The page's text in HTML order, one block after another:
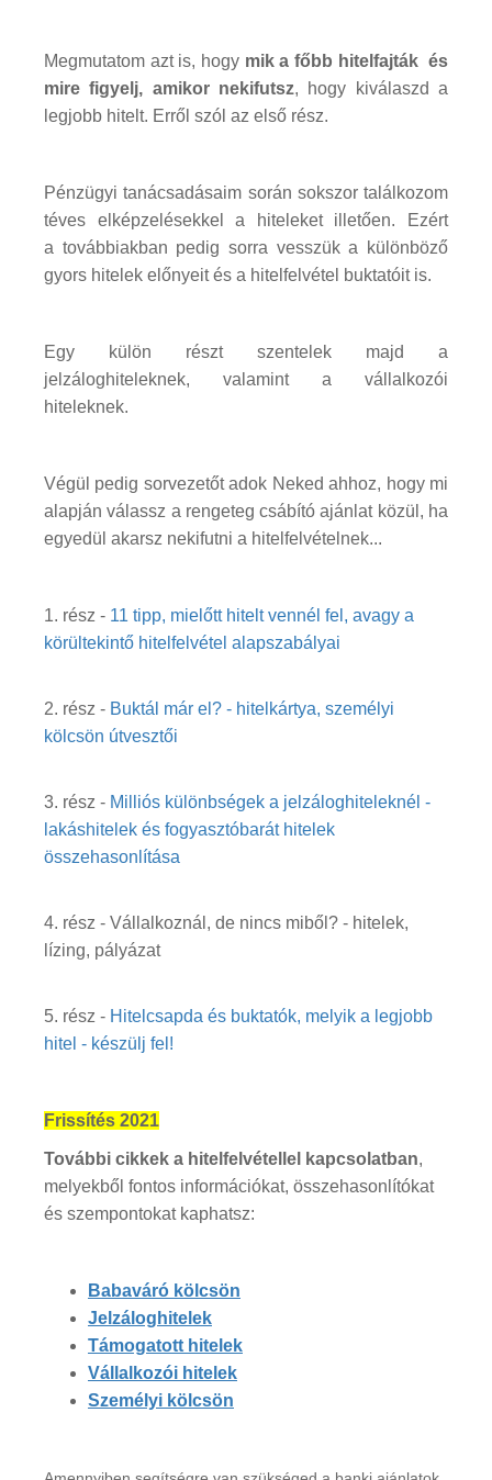
Megmutatom azt is, hogy mik a főbb hitelfajták és
mire figyelj, amikor nekifutsz, hogy kiválaszd a
legjobb hitelt. Erről szól az első rész.
Pénzügyi tanácsadásaim során sokszor találkozom
téves elképzelésekkel a hiteleket illetően. Ezért
a továbbiakban pedig sorra vesszük a különböző
gyors hitelek előnyeit és a hitelfelvétel buktatóit is.
Egy külön részt szentelek majd a
jelzáloghiteleknek, valamint a vállalkozói
hiteleknek.
Végül pedig sorvezetőt adok Neked ahhoz, hogy mi
alapján válassz a rengeteg csábító ajánlat közül, ha
egyedül akarsz nekifutni a hitelfelvételnek...
1. rész - 11 tipp, mielőtt hitelt vennél fel, avagy a
körültekintő hitelfelvétel alapszabályai
2. rész - Buktál már el? - hitelkártya, személyi
kölcsön útvesztői
3. rész - Milliós különbségek a jelzáloghiteleknél -
lakáshitelek és fogyasztóbarát hitelek
összehasonlítása
4. rész - Vállalkoznál, de nincs miből? - hitelek,
lízing, pályázat
5. rész - Hitelcsapda és buktatók, melyik a legjobb
hitel - készülj fel!
Frissítés 2021
További cikkek a hitelfelvétellel kapcsolatban,
melyekből fontos információkat, összehasonlítókat
és szempontokat kaphatsz:
Babaváró kölcsön
Jelzáloghitelek
Támogatott hitelek
Vállalkozói hitelek
Személyi kölcsön